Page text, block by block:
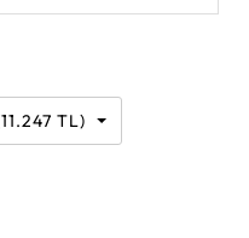
: (11.247 TL)